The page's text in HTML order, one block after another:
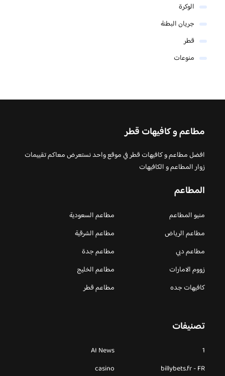
الوكرة
جريان البطنة
قطر
منوعات
مطاعم و كافيهات قطر
افضل مطاعم و كافيهات قطر في موقع واحد نستعرض معاكم تقييمات
زوار المطاعم و الكافيهات
المطاعم
منيو المطاعم
مطاعم السعودية
مطاعم الرياض
مطاعم الشرقية
مطاعم دبي
مطاعم جدة
زووم الامارات
مطاعم الخليج
كافيهات جده
مطاعم قطر
تصنيفات
1
AI News
billybets.fr - FR
casino